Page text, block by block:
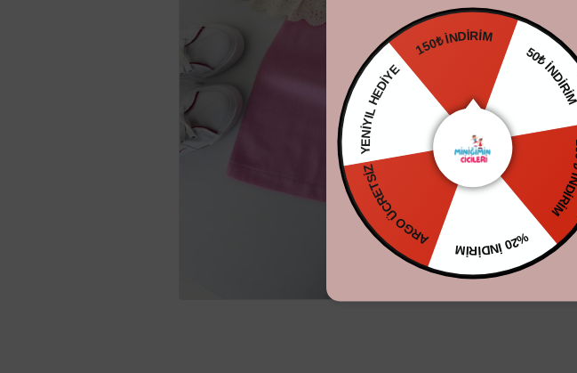
150₺ İNDİRİM
50₺
100
%20 İNDİRİM
KARGO ÜCRETSİZ
YENİYIL HEDİYE